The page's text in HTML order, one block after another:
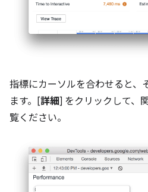
指標にカーソルを合わせると、
ます。[詳細] をクリックして、
覧ください。